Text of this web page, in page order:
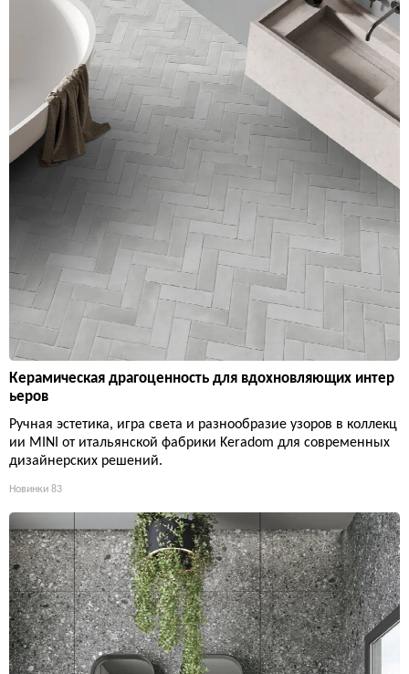
Керамическая драгоценность для вдохновляющих интер
ьеров
Ручная эстетика, игра света и разнообразие узоров в коллекц
ии MINI от итальянской фабрики Keradom для современных
дизайнерских решений.
Новинки 83